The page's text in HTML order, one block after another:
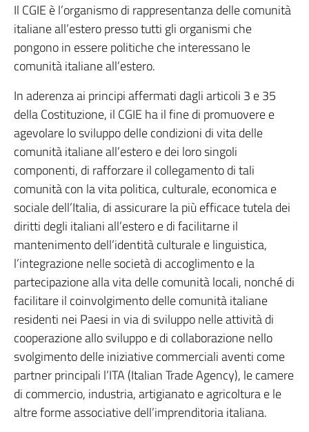
Il CGIE è l’organismo di rappresentanza delle comunità
italiane all’estero presso tutti gli organismi che
pongono in essere politiche che interessano le
comunità italiane all’estero.
In aderenza ai principi affermati dagli articoli 3 e 35
della Costituzione, il CGIE ha il fine di promuovere e
agevolare lo sviluppo delle condizioni di vita delle
comunità italiane all’estero e dei loro singoli
componenti, di rafforzare il collegamento di tali
comunità con la vita politica, culturale, economica e
sociale dell’Italia, di assicurare la più efficace tutela dei
diritti degli italiani all’estero e di facilitarne il
mantenimento dell’identità culturale e linguistica,
l’integrazione nelle società di accoglimento e la
partecipazione alla vita delle comunità locali, nonché di
facilitare il coinvolgimento delle comunità italiane
residenti nei Paesi in via di sviluppo nelle attività di
cooperazione allo sviluppo e di collaborazione nello
svolgimento delle iniziative commerciali aventi come
partner principali l’ITA (Italian Trade Agency), le camere
di commercio, industria, artigianato e agricoltura e le
altre forme associative dell’imprenditoria italiana.